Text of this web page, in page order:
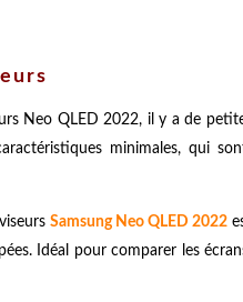
Neo QLED 2022, il y a de
minimales, qui
Samsung Neo QLED 2022
Idéal pour comparer les